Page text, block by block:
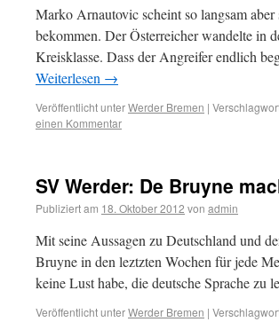
Marko Arnautovic scheint so langsam
bekommen. Der Österreicher wandelte in
Kreisklasse. Dass der Angreifer endlich
Weiterlesen →
Veröffentlicht unterWerder Bremen |
einen Kommentar
SV Werder: De Bruyne
Publiziert am 18. Oktober 2012 von admin
Mit seine Aussagen zu Deutschland und
Bruyne in den leztzten Wochen für jede
keine Lust habe, die deutsche Sprache zu
Veröffentlicht unterWerder Bremen |